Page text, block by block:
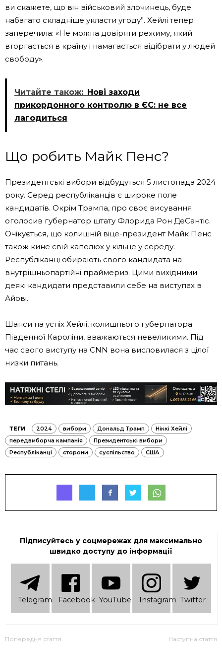
ви скажете, що він військовий злочинець, буде
набагато складніше укласти угоду”. Хейлі тепер
заперечила: «Не можна довіряти режиму, який
вторгається в країну і намагається відібрати у людей
свободу».
Читайте також: Нові заходи
прикордонного контролю в ЄС: не все
лагодиться
Що робить Майк Пенс?
Президентські вибори відбудуться 5 листопада 2024
року. Серед республіканців є широке поле
кандидатів. Окрім Трампа, про своє висування
оголосив губернатор штату Флорида Рон ДеСантіс.
Очікується, що колишній віце-президент Майк Пенс
також кине свій капелюх у кільце у середу.
Республіканці обирають свого кандидата на
внутрішньопартійні праймериз. Цими вихідними
деякі кандидати представили себе на виступах в
Айові.
Шанси на успіх Хейлі, колишнього губернатора
Південної Кароліни, вважаються невеликими. Під
час свого виступу на CNN вона висловилася з цілої
низки питань.
ТЕГИ 2024 вибори Дональд Трамп
Ніккі Хейлі
передвиборча кампанія
Президентські вибори
Республіканці
сторони суспільство США
Підписуйтесь у соцмережах для максимально
швидко доступу до інформації
Telеgram Facebook YouTube Instagram Twitter
Попередня стаття Наступна стаття